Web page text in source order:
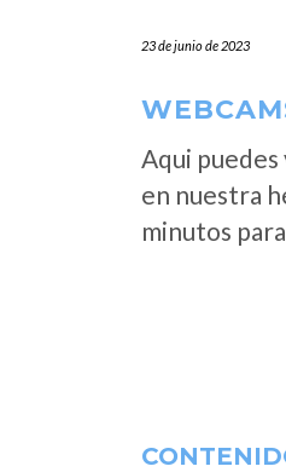
23 de junio de 2023
Aqui puedes
en nuestra
minutos